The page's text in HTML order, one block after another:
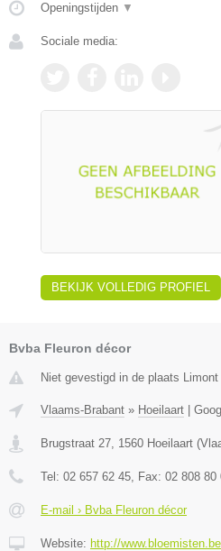
Openingstijden ▼
Sociale media:
BEKIJK VOLLEDIG PROFIEL
Bvba Fleuron décor
Niet gevestigd in de plaats Limont
Vlaams-Brabant » Hoeilaart |
Brugstraat 27 1560 Hoeilaart (
Tel: 02 657 62 45 , Fax: 02 808 80
E-mail › Bvba Fleuron décor
Website: http://www.bloemisten.be